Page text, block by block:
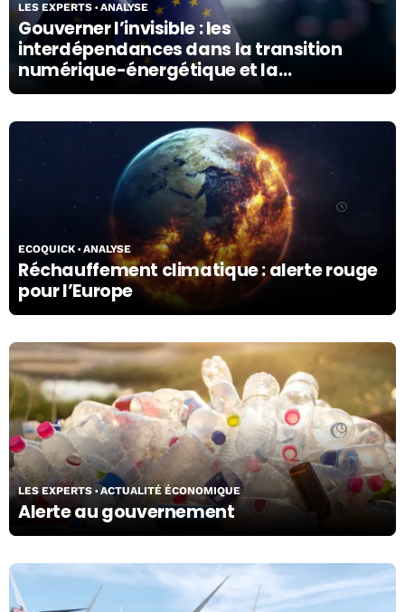
Gouverner l’invisible : les
interdépendances dans la transition
numérique-énergétique et la
souveraineté de l’Europe
LES EXPERTS ANALYSE
Réchauffement climatique : alerte rouge
pour l’Europe
ECOQUICK ANALYSE
Alerte au gouvernement
LES EXPERTS ACTUALITÉ ÉCONOMIQUE
28/04/26